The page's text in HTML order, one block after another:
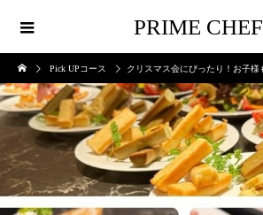
PRIME CHEF
Pick UPコース クリスマス会にぴったり！お子